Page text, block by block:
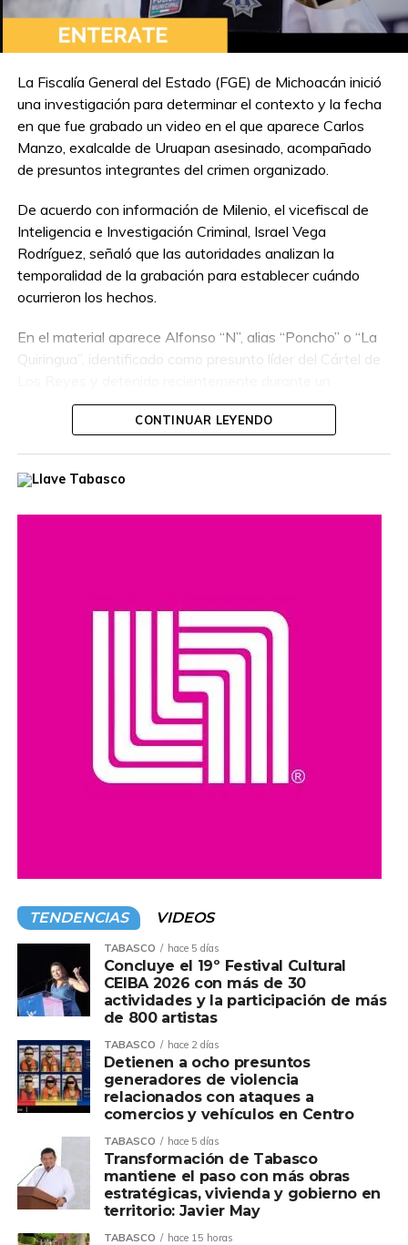
La Fiscalía General del Estado (FGE) de Michoacán inició
una investigación para determinar el contexto y la fecha
en que fue grabado un video en el que aparece Carlos
Manzo, exalcalde de Uruapan asesinado, acompañado
de presuntos integrantes del crimen organizado.
De acuerdo con información de Milenio, el vicefiscal de
Inteligencia e Investigación Criminal, Israel Vega
Rodríguez, señaló que las autoridades analizan la
temporalidad de la grabación para establecer cuándo
ocurrieron los hechos.
En el material aparece Alfonso “N”, alias “Poncho” o “La
Quiringua”, identificado como presunto líder del Cártel de
operativo interinstitucional encabezado por la Secretaría
de la Defensa Nacional.
Unidos, que habían ofrecido una recompensa de hasta
CONTINUAR LEYENDO
TENDENCIAS VIDEOS
TABASCO hace 5 días
Concluye el 19º Festival Cultural
CEIBA 2026 con más de 30
actividades y la participación de más
de 800 artistas
TABASCO hace 2 días
Detienen a ocho presuntos
generadores de violencia
relacionados con ataques a
comercios y vehículos en Centro
TABASCO hace 5 días
Transformación de Tabasco
mantiene el paso con más obras
estratégicas, vivienda y gobierno en
territorio: Javier May
TABASCO hace 15 horas